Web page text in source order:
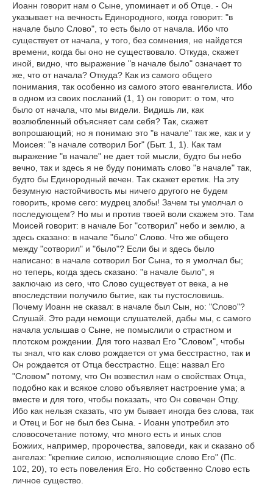
Иоанн говорит нам о Сыне, упоминает и об Отце. - Он
указывает на вечность Единородного, когда говорит: "в
начале было Слово", то есть было от начала. Ибо что
существует от начала, у того, без сомнения, не найдется
времени, когда бы оно не существовало. Откуда, скажет
иной, видно, что выражение "в начале было" означает то
же, что от начала? Откуда? Как из самого общего
понимания, так особенно из самого этого евангелиста. Ибо
в одном из своих посланий (1, 1) он говорит: о том, что
было от начала, что мы видели. Видишь ли, как
возлюбленный объясняет сам себя? Так, скажет
вопрошающий; но я понимаю это "в начале" так же, как и у
Моисея: "в начале сотворил Бог" (Быт. 1, 1). Как там
выражение "в начале" не дает той мысли, будто бы небо
вечно, так и здесь я не буду понимать слово "в начале" так,
будто бы Единородный вечен. Так скажет еретик. На эту
безумную настойчивость мы ничего другого не будем
говорить, кроме сего: мудрец злобы! Зачем ты умолчал о
последующем? Но мы и против твоей воли скажем это. Там
Моисей говорит: в начале Бог "сотворил" небо и землю, а
здесь сказано: в начале "было" Слово. Что же общего
между "сотворил" и "было"? Если бы и здесь было
написано: в начале сотворил Бог Сына, то я умолчал бы;
но теперь, когда здесь сказано: "в начале было", я
заключаю из сего, что Слово существует от века, а не
впоследствии получило бытие, как ты пустословишь.
Почему Иоанн не сказал: в начале был Сын, но: "Слово"?
Слушай. Это ради немощи слушателей, дабы мы, с самого
начала услышав о Сыне, не помыслили о страстном и
плотском рождении. Для того назвал Его "Словом", чтобы
ты знал, что как слово рождается от ума бесстрастно, так и
Он рождается от Отца бесстрастно. Еще: назвал Его
"Словом" потому, что Он возвестил нам о свойствах Отца,
подобно как и всякое слово объявляет настроение ума; а
вместе и для того, чтобы показать, что Он совечен Отцу.
Ибо как нельзя сказать, что ум бывает иногда без слова, так
и Отец и Бог не был без Сына. - Иоанн употребил это
словосочетание потому, что много есть и иных слов
Божиих, например, пророчества, заповеди, как и сказано об
ангелах: "крепкие силою, исполняющие слово Его" (Пс.
102, 20), то есть повеления Его. Но собственно Слово есть
личное существо.